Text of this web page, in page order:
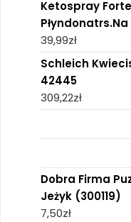
Ketospray
Płyndonatrs.Na
39,99zł
Schleich
42445
309,22zł
Dobra Firma
Jeżyk (300119)
7,50zł